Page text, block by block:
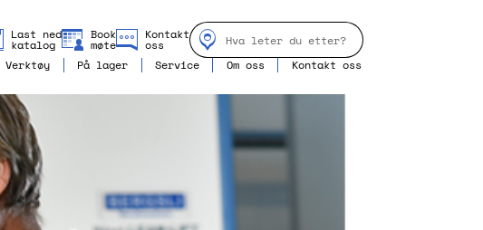
Last ned
katalog
Book
møte
Kontakt
oss
Verktøy På lager Service Om oss Kontakt oss